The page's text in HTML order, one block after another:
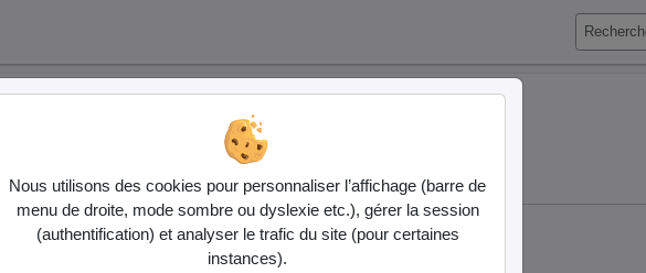
Nous utilisons des cookies pour personnaliser l’affichage (barre de
menu de droite, mode sombre ou dyslexie etc.), gérer la session
(authentification) et analyser le trafic du site (pour certaines
instances).